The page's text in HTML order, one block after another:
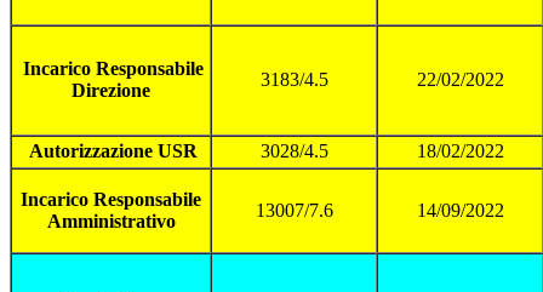
Incarico Responsabile
Direzione
3183/4.5 22/02/2022
Autorizzazione USR 3028/4.5 18/02/2022
Incarico Responsabile
Amministrativo
13007/7.6 14/09/2022